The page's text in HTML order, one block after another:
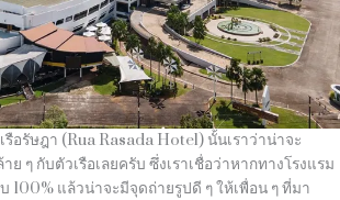
รือรัษฎา (Rua Rasada Hotel)นั้นเราว่าน่าจะ
ย ๆ กับตัวเรือเลยครับ ซึ่งเราเชื่อว่าหากทางโรงแรม
100% แล้วน่าจะมีจุดถ่ายรูปดี ๆ ให้เพื่อน ๆ ที่มา